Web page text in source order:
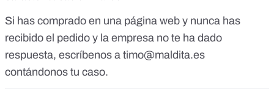
Si has comprado en una página web y nunca has
recibido el pedido y la empresa no te ha dado
respuesta, escríbenos a timo@maldita.es
contándonos tu caso.